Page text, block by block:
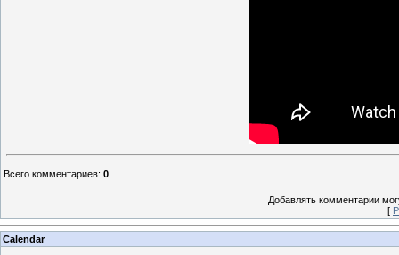
Всего комментариев: 0
Добавлять комментарии
[
Calendar